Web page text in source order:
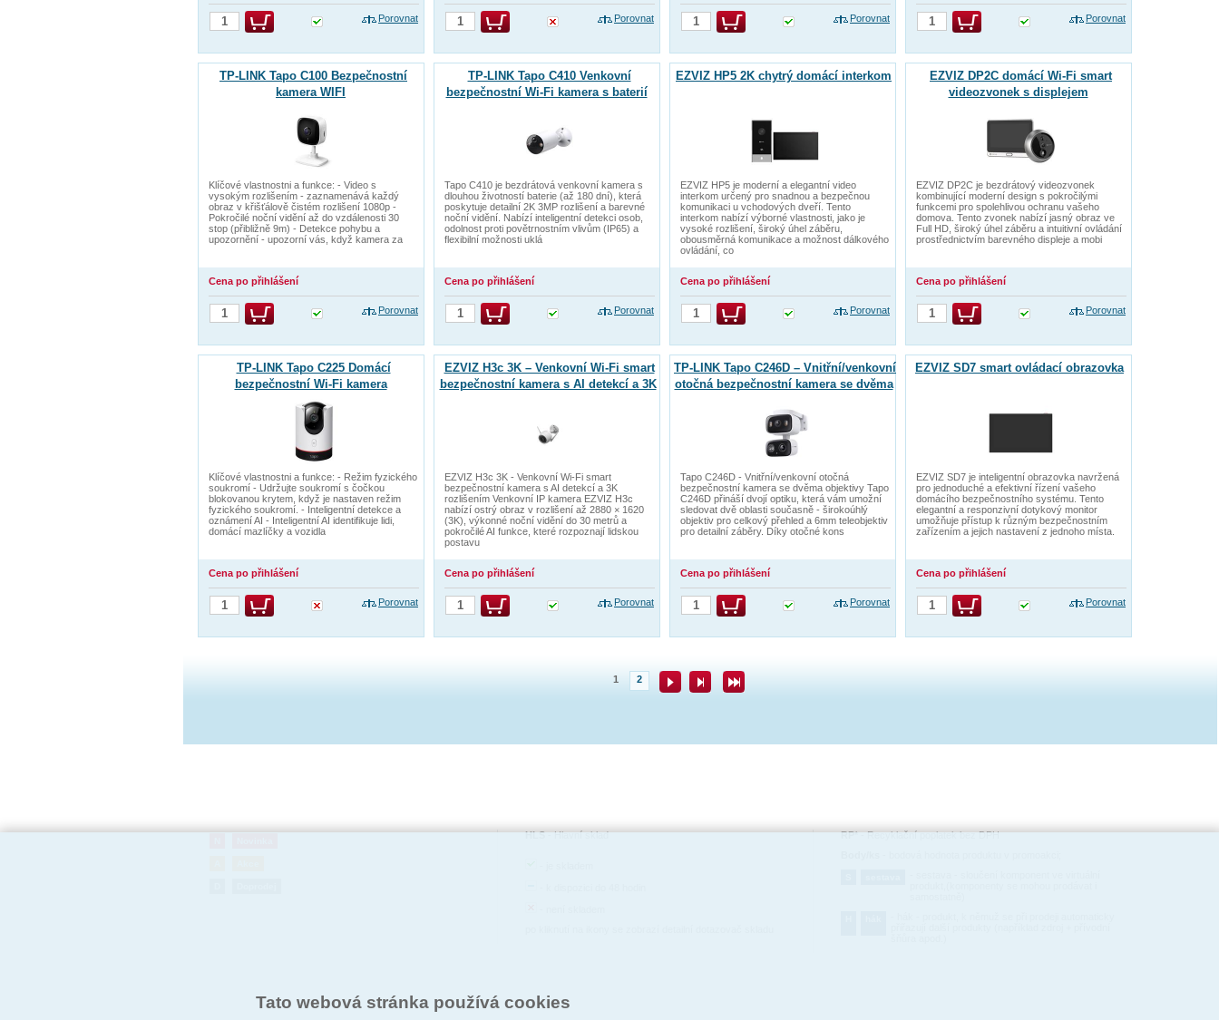
Porovnat Porovnat Porovnat Porovnat
TP-LINK Tapo C100 Bezpečnostní
kamera WIFI
Klíčové vlastnostni a funkce: - Video s
vysokým rozlišením - zaznamenává každý
obraz v křišťálově čistém rozlišení 1080p -
Pokročilé noční vidění až do vzdálenosti 30
stop (přibližně 9m) - Detekce pohybu a
upozornění - upozorní vás, když kamera za
Cena po přihlášení
Porovnat
TP-LINK Tapo C410 Venkovní
bezpečnostní Wi-Fi kamera s baterií
Tapo C410 je bezdrátová venkovní kamera s
dlouhou životností baterie (až 180 dní), která
poskytuje detailní 2K 3MP rozlišení a barevné
noční vidění. Nabízí inteligentní detekci osob,
odolnost proti povětrnostním vlivům (IP65) a
flexibilní možnosti uklá
Cena po přihlášení
Porovnat
EZVIZ HP5 2K chytrý domácí interkom
EZVIZ HP5 je moderní a elegantní video
interkom určený pro snadnou a bezpečnou
komunikaci u vchodových dveří. Tento
interkom nabízí výborné vlastnosti, jako je
vysoké rozlišení, široký úhel záběru,
obousměrná komunikace a možnost dálkového
ovládání, co
Cena po přihlášení
Porovnat
EZVIZ DP2C domácí Wi-Fi smart
videozvonek s displejem
EZVIZ DP2C je bezdrátový videozvonek
kombinující moderní design s pokročilými
funkcemi pro spolehlivou ochranu vašeho
domova. Tento zvonek nabízí jasný obraz ve
Full HD, široký úhel záběru a intuitivní ovládání
prostřednictvím barevného displeje a mobi
Cena po přihlášení
Porovnat
TP-LINK Tapo C225 Domácí
bezpečnostní Wi-Fi kamera
Klíčové vlastnostni a funkce: - Režim fyzického
soukromí - Udržujte soukromí s čočkou
blokovanou krytem, když je nastaven režim
fyzického soukromí. - Inteligentní detekce a
oznámení AI - Inteligentní AI identifikuje lidi,
domácí mazlíčky a vozidla
Cena po přihlášení
Porovnat
EZVIZ H3c 3K – Venkovní Wi-Fi smart
bezpečnostní kamera s AI detekcí a 3K
EZVIZ H3c 3K - Venkovní Wi-Fi smart
bezpečnostní kamera s AI detekcí a 3K
rozlišením Venkovní IP kamera EZVIZ H3c
nabízí ostrý obraz v rozlišení až 2880 × 1620
(3K), výkonné noční vidění do 30 metrů a
pokročilé AI funkce, které rozpoznají lidskou
postavu
Cena po přihlášení
Porovnat
TP-LINK Tapo C246D – Vnitřní/venkovní
otočná bezpečnostní kamera se dvěma
Tapo C246D - Vnitřní/venkovní otočná
bezpečnostní kamera se dvěma objektivy Tapo
C246D přináší dvojí optiku, která vám umožní
sledovat dvě oblasti současně - širokoúhlý
objektiv pro celkový přehled a 6mm teleobjektiv
pro detailní záběry. Díky otočné kons
Cena po přihlášení
Porovnat
EZVIZ SD7 smart ovládací obrazovka
EZVIZ SD7 je inteligentní obrazovka navržená
pro jednoduché a efektivní řízení vašeho
domácího bezpečnostního systému. Tento
elegantní a responzivní dotykový monitor
umožňuje přístup k různým bezpečnostním
zařízením a jejich nastavení z jednoho místa.
Cena po přihlášení
Porovnat
1 2
HLS-Hlavní sklad RP*-Recyklační poplatek bez DPH
Tato webová stránka používá cookies